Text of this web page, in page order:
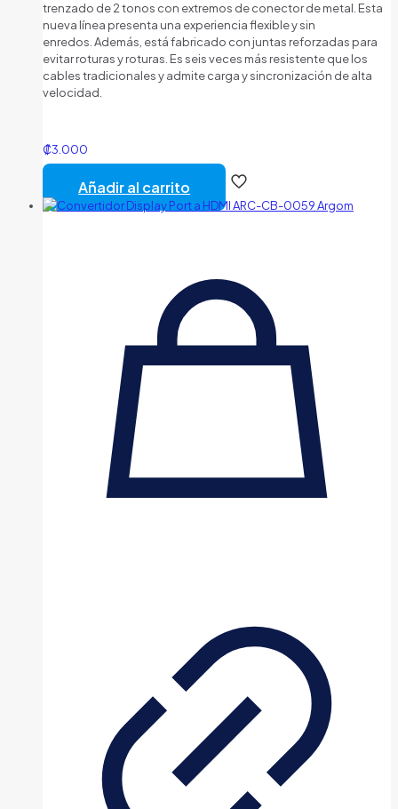
trenzado de 2 tonos con extremos de conector de metal. Esta
nueva línea presenta una experiencia flexible y sin
enredos.Además, está fabricado con juntas reforzadas para
evitar roturas y roturas. Es seis veces más resistente que los
cables tradicionales y admite carga y sincronización de alta
velocidad.
₡3.000
Añadir al carrito